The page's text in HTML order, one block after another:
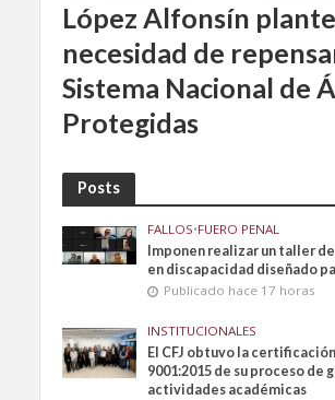
López Alfonsín
necesidad de
Sistema Nacional de
Protegidas
Posts
FALLOS•FUERO PENAL
Imponen realizar un taller
en discapacidad diseñado
Publicado hace 17 horas
INSTITUCIONALES
El CFJ obtuvo la
9001:2015 de su proceso de
actividades académicas